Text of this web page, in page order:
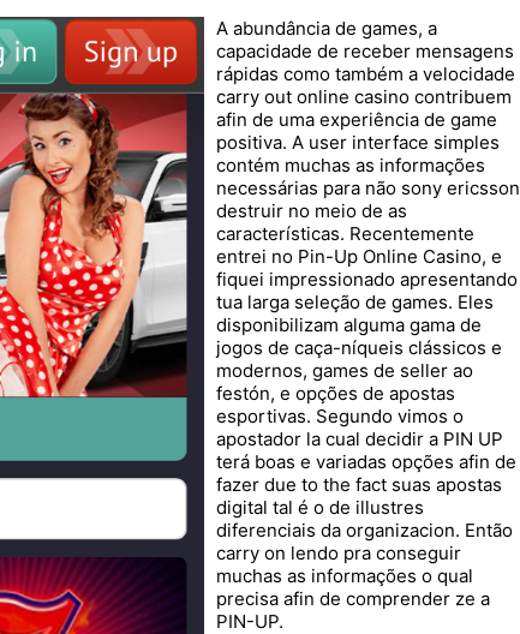
A abundância de games, a
capacidade de receber mensagens
rápidas como também a velocidade
carry out online casino contribuem
afin de uma experiência de game
positiva. A user interface simples
contém muchas as informações
necessárias para não sony ericsson
destruir no meio de as
características. Recentemente
entrei no Pin-Up Online Casino, e
fiquei impressionado apresentando
tua larga seleção de games. Eles
disponibilizam alguma gama de
jogos de caça-níqueis clássicos e
modernos, games de seller ao
festón, e opções de apostas
esportivas. Segundo vimos o
apostador la cual decidir a PIN UP
terá boas e variadas opções afin de
fazer due to the fact suas apostas
digital tal é o de illustres
diferenciais da organizacion. Então
carry on lendo pra conseguir
muchas as informações o qual
precisa afin de comprender ze a
PIN-UP.